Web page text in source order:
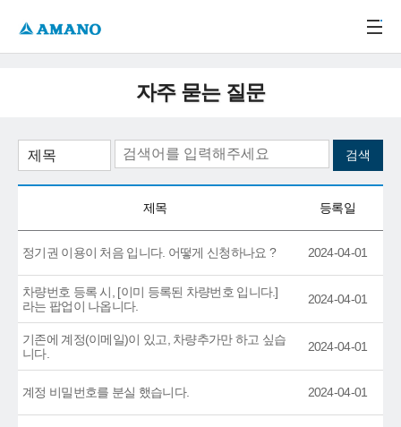
자주 묻는 질문
제목 등록일
정기권 이용이 처음 입니다. 어떻게 신청하나요 ? 2024-04-01
차량번호 등록 시, [이미 등록된 차량번호 입니다.]
라는 팝업이 나옵니다.
2024-04-01
기존에 계정(이메일)이 있고, 차량추가만 하고 싶습
니다.
2024-04-01
계정 비밀번호를 분실 했습니다. 2024-04-01